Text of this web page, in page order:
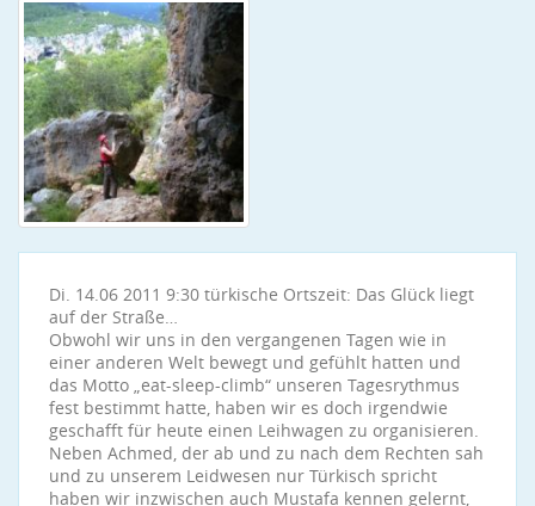
Di. 14.06 2011 9:30 türkische Ortszeit: Das Glück liegt
auf der Straße…
Obwohl wir uns in den vergangenen Tagen wie in
einer anderen Welt bewegt und gefühlt hatten und
das Motto „eat-sleep-climb“ unseren Tagesrythmus
fest bestimmt hatte, haben wir es doch irgendwie
geschafft für heute einen Leihwagen zu organisieren.
Neben Achmed, der ab und zu nach dem Rechten sah
und zu unserem Leidwesen nur Türkisch spricht
haben wir inzwischen auch Mustafa kennen gelernt,